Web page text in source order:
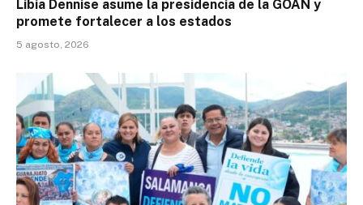
Libia Dennise asume la presidencia de la GOAN y
promete fortalecer a los estados
5 agosto, 2026